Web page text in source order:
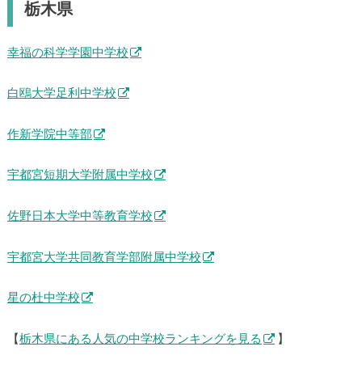
栃木県
幸福の科学学園中学校
白鴎大学足利中学校
作新学院中等部
宇都宮短期大学附属中学校
佐野日本大学中等教育学校
宇都宮大学共同教育学部附属中学校
星の杜中学校
【 栃木県にある人気の中学校ランキングを見る 】